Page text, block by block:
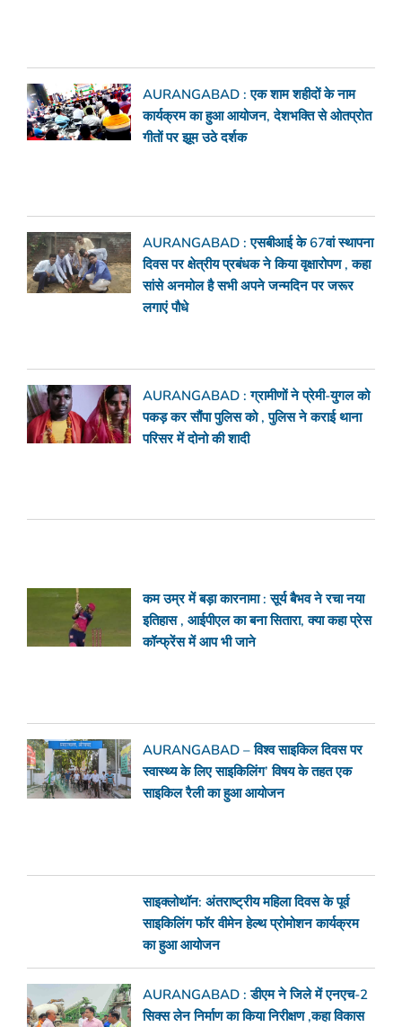
AURANGABAD : एक शाम शहीदों के नाम
कार्यक्रम का हुआ आयोजन, देशभक्ति से ओतप्रोत
गीतों पर झूम उठे दर्शक
AURANGABAD : एसबीआई के 67वां स्थापना
दिवस पर क्षेत्रीय प्रबंधक ने किया वृक्षारोपण , कहा
सांसे अनमोल है सभी अपने जन्मदिन पर जरूर
लगाएं पौधे
AURANGABAD : ग्रामीणों ने प्रेमी-युगल को
पकड़ कर सौंपा पुलिस को , पुलिस ने कराई थाना
परिसर में दोनो की शादी
कम उम्र में बड़ा कारनामा : सूर्य बैभव ने रचा नया
इतिहास , आईपीएल का बना सितारा, क्या कहा प्रेस
कॉन्फ्रेंस में आप भी जाने
AURANGABAD – विश्व साइकिल दिवस पर
स्वास्थ्य के लिए साइकिलिंग’ विषय के तहत एक
साइकिल रैली का हुआ आयोजन
साइक्लोथॉन: अंतराष्ट्रीय महिला दिवस के पूर्व
साइकिलिंग फॉर वीमेन हेल्थ प्रोमोशन कार्यक्रम
का हुआ आयोजन
AURANGABAD : डीएम ने जिले में एनएच-2
सिक्स लेन निर्माण का किया निरीक्षण ,कहा विकास